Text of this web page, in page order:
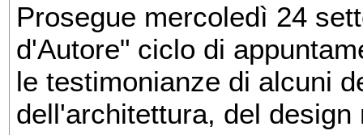
Prosegue mercoledì 24
d'Autore" ciclo di
le testimonianze di alcuni
dell'architettura, del